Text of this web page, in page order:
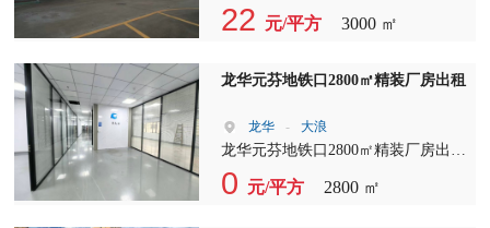
全新装修，水电齐全，拎包入住！ ?
价格美丽！
22 元/平方 3000 ㎡
龙华元芬地铁口2800㎡精装厂房出租
龙华 - 大浪
龙华元芬地铁口2800㎡精装厂房出租
现成前台、独立办公室、会议室、开
阔车间 办公+生产一体化，省去装修
0 元/平方 2800 ㎡